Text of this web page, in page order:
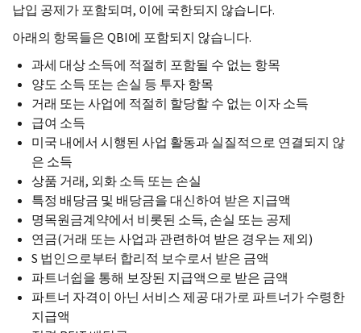
납입 공제가 포함되며, 이에 국한되지 않습니다.
아래의 항목들은QBI에 포함되지 않습니다.
과세 대상 소득에 적절히 포함될 수 없는 항목
양도 소득 또는 손실 등 투자 항목
거래 또는 사업에 적절히 할당할 수 없는 이자 소득
급여 소득
미국 내에서 시행된 사업 활동과 실질적으로 연결되지 않
은 소득
상품 거래, 외화 소득 또는 손실
특정 배당금 및 배당금을 대신하여 받은 지급액
명목원금계약에서 비롯된 소득, 손실 또는 공제
연금(거래 또는 사업과 관련하여 받은 경우는 제외)
S 법인으로부터 합리적 보수로서 받은 금액
파트너쉽을 통해 보장된 지급액으로 받은 금액
파트너 자격이 아닌 서비스 제공 대가로 파트너가 수령한
지급액